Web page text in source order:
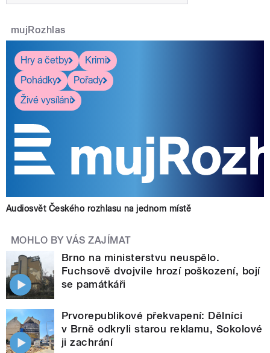
mujRozhlas
Hry a četby
Krimi
Pohádky
Pořady
Živé vysílání
Audiosvět Českého rozhlasu na jednom místě
MOHLO BY VÁS ZAJÍMAT
Brno na ministerstvu neuspělo.
Fuchsově dvojvile hrozí poškození, bojí
se památkáři
Prvorepublikové překvapení: Dělníci
v Brně odkryli starou reklamu, Sokolové
ji zachrání